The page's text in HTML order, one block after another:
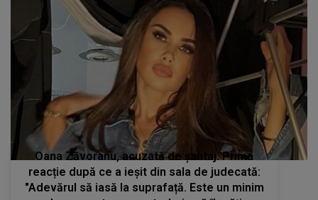
Oana Zăvoranu, acuzată de șantaj. Prima
reacție după ce a ieșit din sala de judecată:
"Adevărul să iasă la suprafață. Este un minim